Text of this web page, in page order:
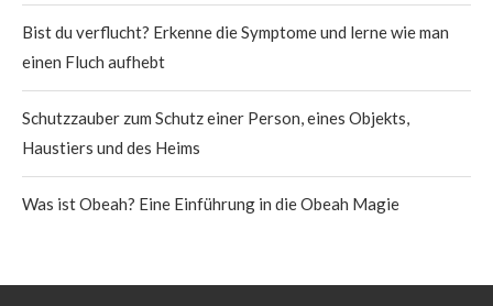
Bist du verflucht? Erkenne die Symptome und lerne wie man
einen Fluch aufhebt
Schutzzauber zum Schutz einer Person, eines Objekts,
Haustiers und des Heims
Was ist Obeah? Eine Einführung in die Obeah Magie